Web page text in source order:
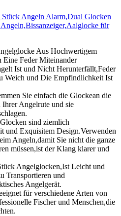
Angeln Alarm,Dual Glocken
für
Aus Hochwertigem
Feder Miteinander
Ist und Nicht Herunterfällt,Feder
Weich und Die Empfindlichkeit Ist
Sie einfach die Glockean die
Angelrute und sie
sind ziemlich
und Exquisitem Design.Verwenden
Angeln,damit Sie nicht die ganze
müssen,ist der Klang klarer und
Angelglocken,Ist Leicht und
Transportieren und
Angelgerät.
für verschiedene Arten von
Fischer und Menschen,die